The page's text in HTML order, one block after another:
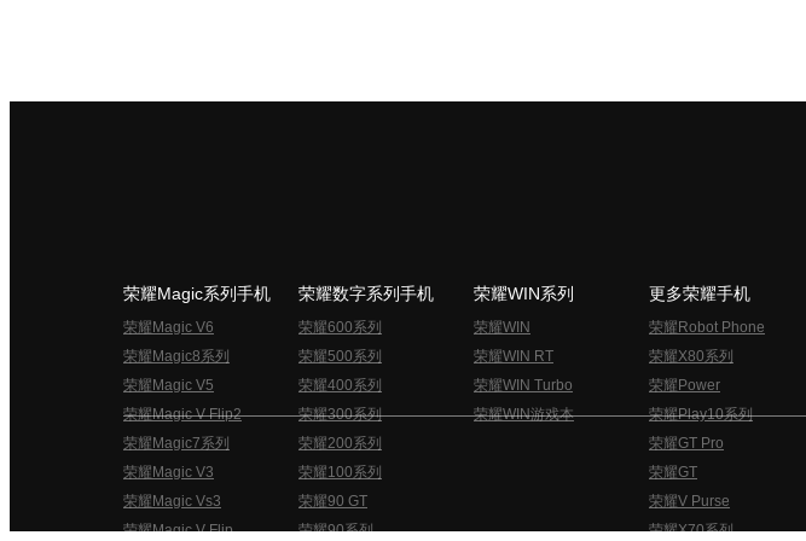
荣耀Magic系列手机
荣耀Magic V6
荣耀Magic8系列
荣耀Magic V5
荣耀Magic V Flip2
荣耀Magic7系列
荣耀Magic V3
荣耀Magic Vs3
荣耀Magic V Flip
荣耀数字系列手机
荣耀600系列
荣耀500系列
荣耀400系列
荣耀300系列
荣耀200系列
荣耀100系列
荣耀90 GT
荣耀90系列
荣耀WIN系列
荣耀WIN
荣耀WIN RT
荣耀WIN Turbo
荣耀WIN游戏本
更多荣耀手机
荣耀Robot Phone
荣耀X80系列
荣耀Power
荣耀Play10系列
荣耀GT Pro
荣耀GT
荣耀V Purse
荣耀X70系列